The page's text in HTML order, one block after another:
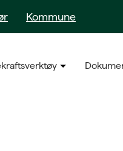
Kommune